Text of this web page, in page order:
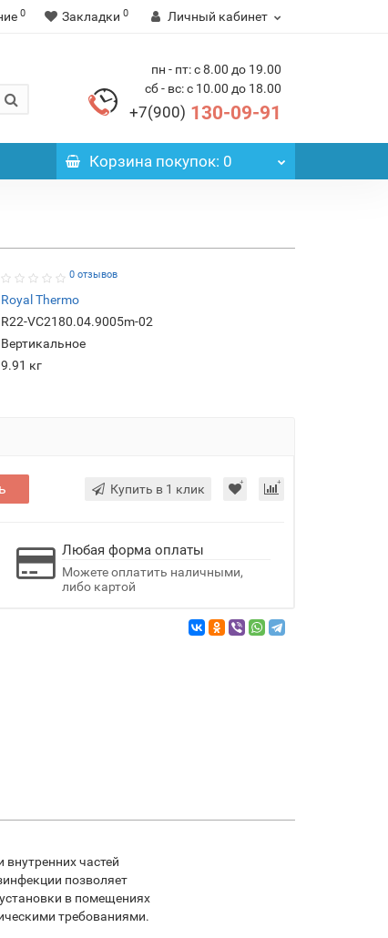
0 Закладки 0 Личный кабинет
пн - пт: с 8.00 до 19.00
сб - вс: с 10.00 до 18.00
+7(900) 130-09-91
Корзинапокупок: 0
0 отзывов
Royal Thermo
R22-VC2180.04.9005m-02
Вертикальное
9.91 кг
Купить в 1 клик
Любая форма оплаты
Можете оплатить наличными,
либо картой
внутренних частей
позволяет
в помещениях
требованиями.